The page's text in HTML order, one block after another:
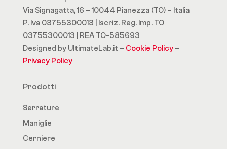
Via Signagatta, 16 – 10044 Pianezza (TO) – Italia
P. Iva 03755300013 | Iscriz. Reg. Imp. TO
03755300013 | REA TO-585693
Designed by UltimateLab.it – Cookie Policy–
Privacy Policy
Prodotti
Serrature
Maniglie
Cerniere